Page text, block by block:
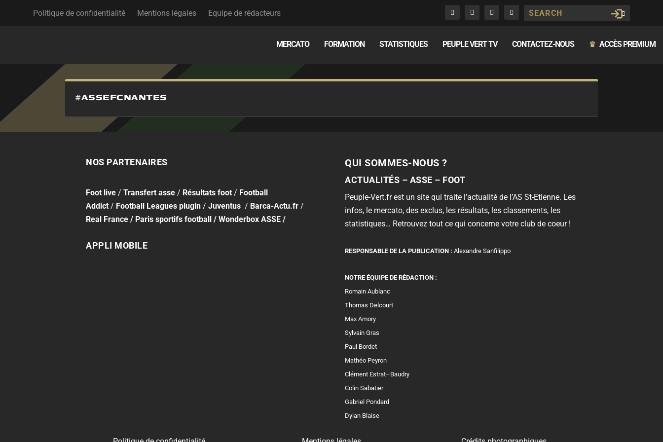
Politique de confidentialité Mentions légales Equipe de rédacteurs
MERCATO FORMATION STATISTIQUES PEUPLE VERT TV CONTACTEZ-NOUS ♛ ACCÈS PREMIUM
#ASSEFCNANTES
NOS PARTENAIRES
Foot live /Transfert asse / Résultats foot / Football
Addict / Football Leagues plugin /Juventus / Barca-Actu.fr /
Real France / Paris sportifs football /Wonderbox ASSE /
APPLI MOBILE
QUI SOMMES-NOUS ?
ACTUALITÉS – ASSE – FOOT
Peuple-Vert.fr est un site qui traite l’actualité de l’AS St-Etienne. Les
infos, le mercato, des exclus, les résultats, les classements, les
statistiques… Retrouvez tout ce qui concerne votre club de coeur !
RESPONSABLE DE LA PUBLICATION : Alexandre Sanfilippo
NOTRE ÉQUIPE DE RÉDACTION :
Romain Aublanc
Thomas Delcourt
Max Amory
Sylvain Gras
Paul Bordet
Mathéo Peyron
Clément Estrat–Baudry
Colin Sabatier
Gabriel Pondard
Dylan Blaise